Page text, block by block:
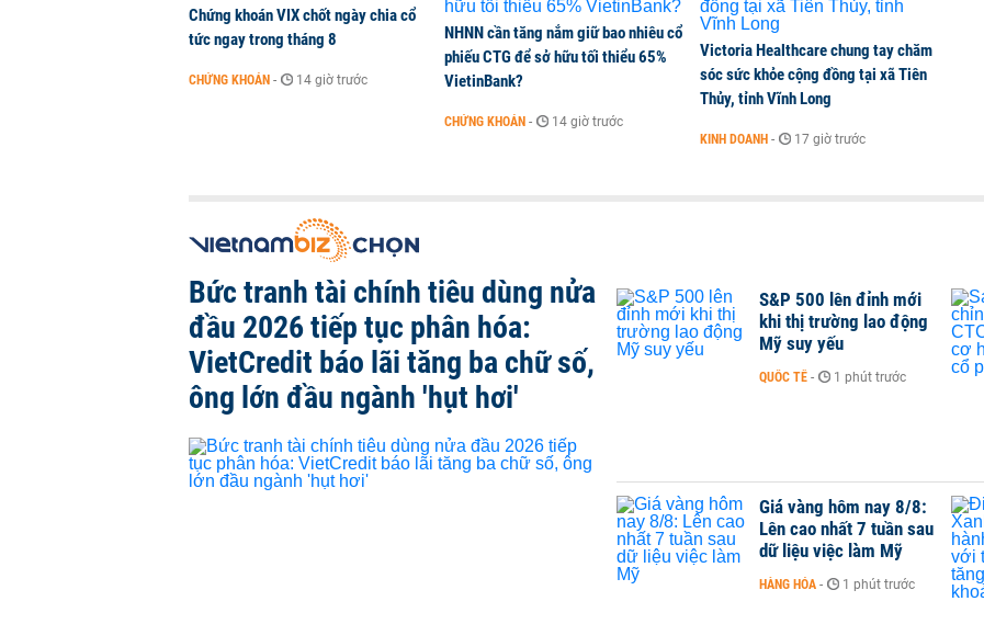
Chứng khoán VIX chốt ngày chia cổ
tức ngay trong tháng 8
CHỨNG KHOÁN - 14 giờ trước
NHNN cần tăng nắm giữ bao nhiêu cổ
phiếu CTG để sở hữu tối thiểu 65%
VietinBank?
CHỨNG KHOÁN - 14 giờ trước
Victoria Healthcare chung tay chăm
sóc sức khỏe cộng đồng tại xã Tiên
Thủy, tỉnh Vĩnh Long
KINH DOANH - 17 giờ trước
Bức tranh tài chính tiêu dùng nửa
đầu 2026 tiếp tục phân hóa:
VietCredit báo lãi tăng ba chữ số,
ông lớn đầu ngành 'hụt hơi'
S&P 500 lên đỉnh mới
khi thị trường lao động
Mỹ suy yếu
QUỐC TẾ - 1 phút trước
Giá vàng hôm nay 8/8:
Lên cao nhất 7 tuần sau
dữ liệu việc làm Mỹ
HÀNG HÓA - 1 phút trước